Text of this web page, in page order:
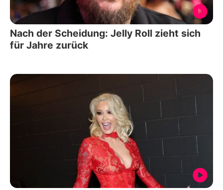
Nach der Scheidung: Jelly Roll zieht sich
für Jahre zurück